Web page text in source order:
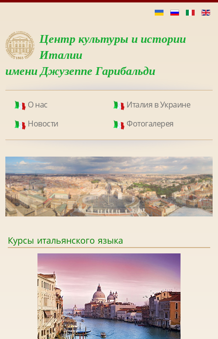
Центр культуры и истории
Италии
имени Джузеппе Гарибальди
О нас
Италия в Украине
Новости
Фотогалерея
Курсы итальянского языка